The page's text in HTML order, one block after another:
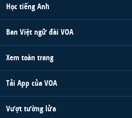
Học tiếng Anh
Ban Việt ngữ đài VOA
Xem toàn trang
Tải App của VOA
Vượt tường lửa